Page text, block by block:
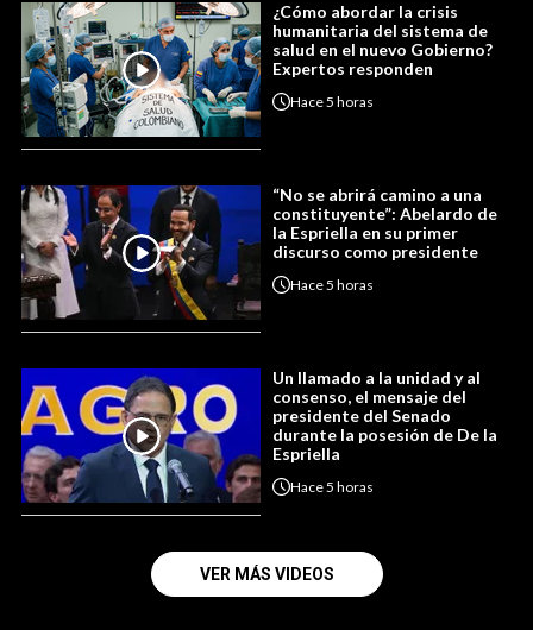
¿Cómo abordar la crisis
humanitaria del sistema de
salud en el nuevo Gobierno?
Expertos responden
Hace5 horas
“No se abrirá camino a una
constituyente”: Abelardo de
la Espriella en su primer
discurso como presidente
Hace5 horas
Un llamado a la unidad y al
consenso, el mensaje del
presidente del Senado
durante la posesión de De la
Espriella
Hace5 horas
VER MÁS VIDEOS